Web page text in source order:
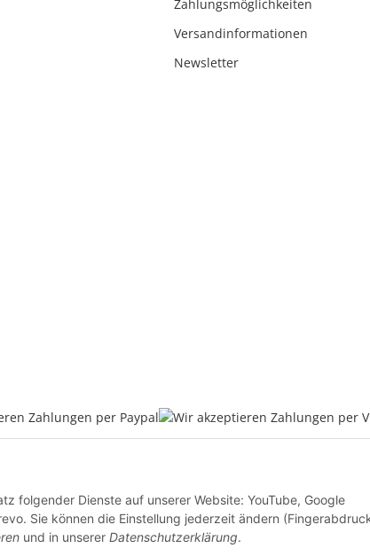
folgender Dienste auf unserer Website: YouTube, Google
Sie können die Einstellung jederzeit ändern
und in unserer Datenschutzerklärung.
Zahlungsmöglichkeiten
Versandinformationen
Newsletter
VERTRAG WIDERRUFEN